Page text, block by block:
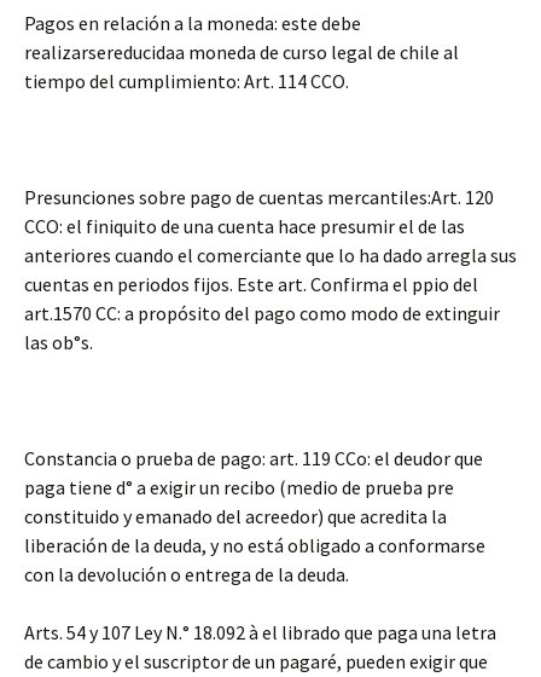
Pagos en relación a la moneda: este debe
realizarsereducidaa moneda de curso legal de chile al
tiempo del cumplimiento: Art. 114 CCO.
Presunciones sobre pago de cuentas mercantiles:Art. 120
CCO: el finiquito de una cuenta hace presumir el de las
anteriores cuando el comerciante que lo ha dado arregla sus
cuentas en periodos fijos. Este art. Confirma el ppio del
art.1570 CC: a propósito del pago como modo de extinguir
las ob°s.
Constancia o prueba de pago: art. 119 CCo: el deudor que
paga tiene d° a exigir un recibo (medio de prueba pre
constituido y emanado del acreedor) que acredita la
liberación de la deuda, y no está obligado a conformarse
con la devolución o entrega de la deuda.
Arts. 54 y 107 Ley N.° 18.092 à el librado que paga una letra
de cambio y el suscriptor de un pagaré, pueden exigir que